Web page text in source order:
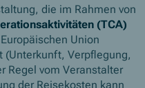
die im Rahmen von
(TCA)
Union
(Unterkunft, Verpflegung,
Regel vom Veranstalter
der Reisekosten kann